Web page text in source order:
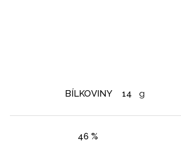
BÍLKOVINY 14 g
46 %